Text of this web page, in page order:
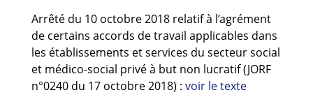
Projets Fédéraux
Espace emploi
Guides et outils
Arrêté du 10 octobre 2018 relatif à l’agrément
de certains accords de travail applicables dans
les établissements et services du secteur social
et médico-social privé à but non lucratif (JORF
n°0240 du 17 octobre 2018) : voir le texte